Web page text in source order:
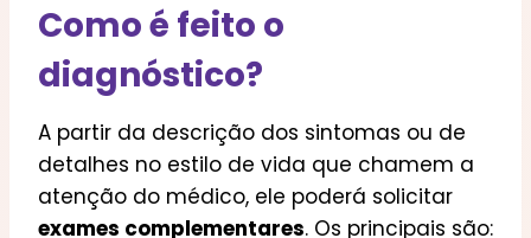
Como é feito o
diagnóstico?
A partir da descrição dos sintomas ou de
detalhes no estilo de vida que chamem a
atenção do médico, ele poderá solicitar
exames complementares. Os principais são: